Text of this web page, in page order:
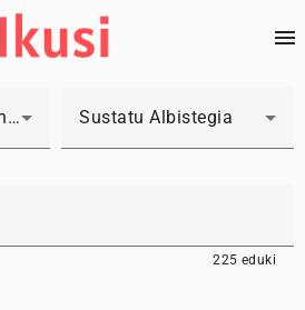
Argitaratzea (Berrienak lehenengo) Sustatu Albistegia
225 eduki